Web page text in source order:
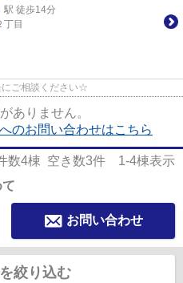
駅 徒歩14分
丁目
ご相談ください☆
ありません。
お問い合わせはこちら
数4棟 空き数3件 1-4棟表示
お問い合わせ
絞り込む